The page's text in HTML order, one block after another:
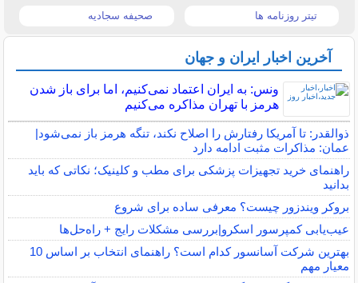
تیتر روزنامه ها صحیفه سجادیه
آخرین اخبار ایران و جهان
ونس: به ایران اعتماد نمی‌کنیم، اما برای باز شدن
هرمز با تهران مذاکره می‌کنیم
ذوالقدر: تا آمریکا رفتارش را اصلاح نکند، تنگه هرمز باز نمی‌شود|
عمان: مذاکرات مثبت ادامه دارد
راهنمای خرید تجهیزات پزشکی برای مطب و کلینیک؛ نکاتی که باید
بدانید
بروکر ویندزور چیست؟ معرفی ساده برای شروع
عیب‌یابی کمپرسور اسکرو|بررسی مشکلات رایج + راه‌حل‌ها
بهترین شرکت آسانسور کدام است؟ راهنمای انتخاب بر اساس 10
معیار مهم